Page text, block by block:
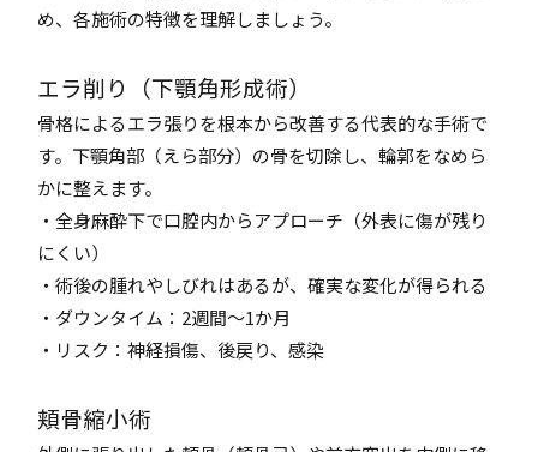
め、各施術の特徴を理解しましょう。
エラ削り（下顎角形成術）
骨格によるエラ張りを根本から改善する代表的な手術で
す。下顎角部（えら部分）の骨を切除し、輪郭をなめら
かに整えます。
・全身麻酔下で口腔内からアプローチ（外表に傷が残り
にくい）
・術後の腫れやしびれはあるが、確実な変化が得られる
・ダウンタイム：2週間～1か月
・リスク：神経損傷、後戻り、感染
頬骨縮小術